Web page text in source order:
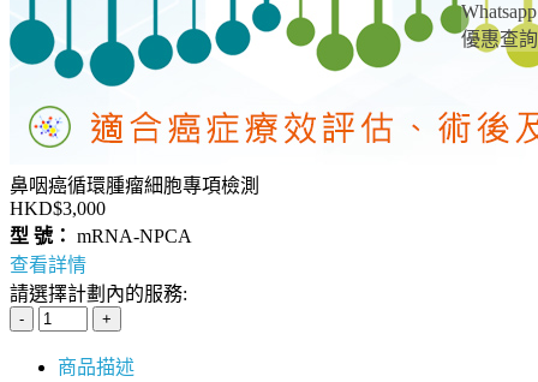
Whatsapp
優惠查詢
鼻咽癌循環腫瘤細胞專項檢測
HKD$3,000
型 號： mRNA-NPCA
查看詳情
請選擇計劃內的服務:
商品描述